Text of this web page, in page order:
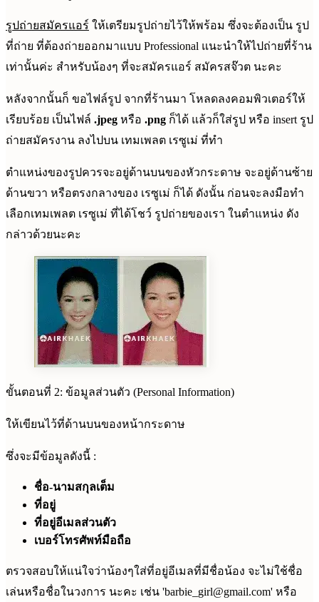
รูปถ่ายสมัครแอร์ ให้เตรียมรูปถ่ายไว้ให้พร้อม ซึ่งจะต้องเป็น รูป
ที่ถ่าย ที่ต้องถ่ายออกมาแบบ Professional แนะนำให้ไปถ่ายที่ร้าน
เท่านั้นค่ะ สำหรับน้องๆ ที่จะสมัครแอร์ สมัครสจ๊วต นะคะ
หลังจากนั้นก็ ขอไฟล์รูป จากที่ร้านมา โหลดลงคอมพิวเตอร์ให้
เรียบร้อย เป็นไฟล์ .jpeg หรือ .png ก็ได้ แล้วก็ใส่รูป หรือ insert รูป
ถ่ายสมัครงาน ลงไปบน เทมเพลต เรซูเม่ ที่ทำ
ตำแหน่งของรูปควรจะอยู่ด้านบนของหัวกระดาษ จะอยู่ด้านซ้าย
ด้านขวา หรือตรงกลางของ เรซูเม่ ก็ได้ ดังนั้น ก่อนจะลงมือทำ
เลือกเทมเพลต เรซูเม่ ที่ได้โชว์ รูปถ่ายของเรา ในตำแหน่ง ดัง
กล่าวด้วยนะคะ
ขั้นตอนที่ 2: ข้อมูลส่วนตัว (Personal Information)
ให้เขียนไว้ที่ด้านบนของหน้ากระดาษ
ซึ่งจะมีข้อมูลดังนี้ :
ชื่อ-นามสกุลเต็ม
ที่อยู่
ที่อยู่อีเมลส่วนตัว
เบอร์โทรศัพท์มือถือ
ตรวจสอบให้แน่ใจว่าน้องๆใส่ที่อยู่อีเมลที่มีชื่อน้อง จะไม่ใช้ชื่อ
เล่นหรือชื่อในวงการ นะคะ เช่น 'barbie_girl@gmail.com' หรือ